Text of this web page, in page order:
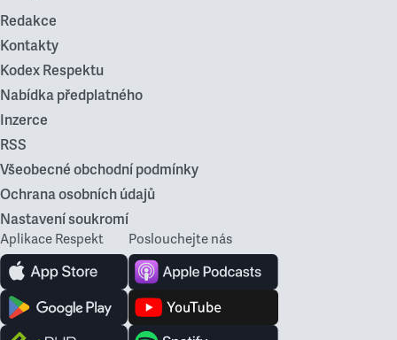
Redakce
Kontakty
Kodex Respektu
Nabídka předplatného
Inzerce
RSS
Všeobecné obchodní podmínky
Ochrana osobních údajů
Nastavení soukromí
Aplikace Respekt Poslouchejte nás